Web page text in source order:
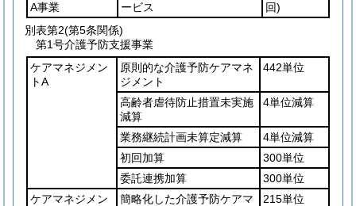
A事業
ービス
回)
別表第2(第5条関係)
第1号介護予防支援事業
ケアマネジメン
トA
原則的な介護予防ケアマネ
ジメント
442単位
高齢者虐待防止措置未実施
減算
4単位減算
業務継続計画未算定減算
4単位減算
初回加算
300単位
委託連携加算
300単位
ケアマネジメン
簡略化した介護予防ケアマ
215単位